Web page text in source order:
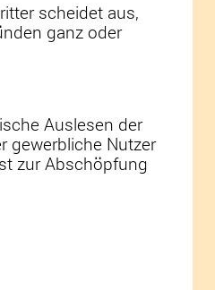
scheidet aus,
ganz oder
Auslesen der
gewerbliche Nutzer
zur Abschöpfung